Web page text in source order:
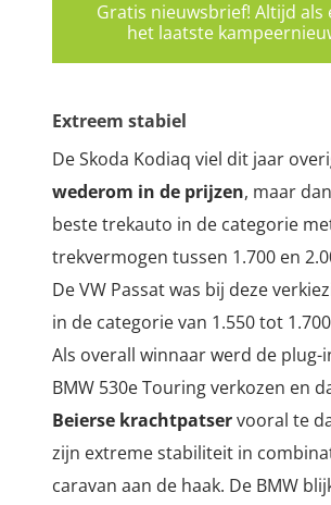
Gratis nieuwsbrief! Altijd als
het laatste
Extreem stabiel
De Skoda Kodiaq viel dit jaar
wederom in de prijzen, maar
beste trekauto in de categorie
trekvermogen tussen 1.700 en
De VW Passat was bij deze
in de categorie van 1.550 tot
Als overall winnaar werd de plug-
BMW 530e Touring verkozen en
Beierse krachtpatservooral te
zijn extreme stabiliteit in
caravan aan de haak. De BMW